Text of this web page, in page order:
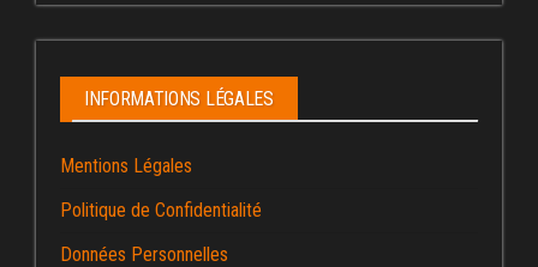
INFORMATIONS LÉGALES
Mentions Légales
Politique de Confidentialité
Données Personnelles